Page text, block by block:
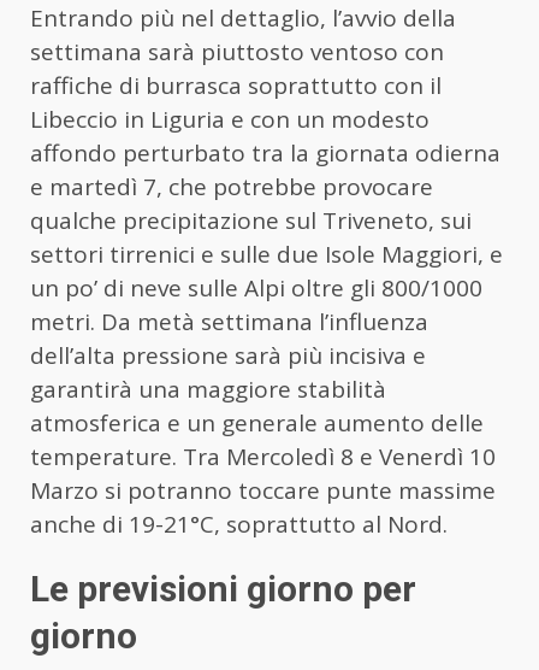
Entrando più nel dettaglio, l’avvio della
settimana sarà piuttosto ventoso con
raffiche di burrasca soprattutto con il
Libeccio in Liguria e con un modesto
affondo perturbato tra la giornata odierna
e martedì 7, che potrebbe provocare
qualche precipitazione sul Triveneto, sui
settori tirrenici e sulle due Isole Maggiori, e
un po’ di neve sulle Alpi oltre gli 800/1000
metri. Da metà settimana l’influenza
dell’alta pressione sarà più incisiva e
garantirà una maggiore stabilità
atmosferica e un generale aumento delle
temperature. Tra Mercoledì 8 e Venerdì 10
Marzo si potranno toccare punte massime
anche di 19-21°C, soprattutto al Nord.
Le previsioni giorno per
giorno